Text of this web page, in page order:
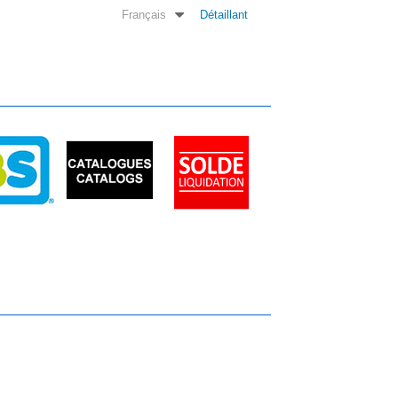
Détaillant
Français